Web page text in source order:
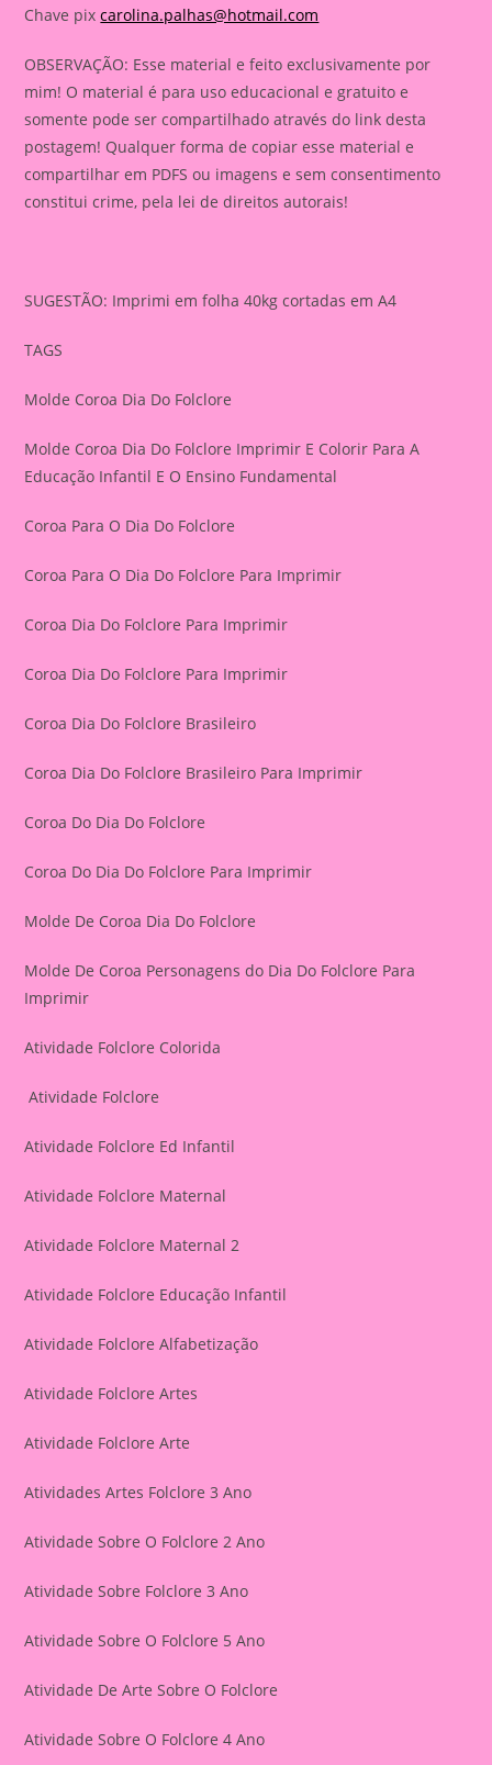
Chave pixcarolina.palhas@hotmail.com
OBSERVAÇÃO: Esse material e feito exclusivamente por
mim! O material é para uso educacional e gratuito e
somente pode ser compartilhado através do link desta
postagem! Qualquer forma de copiar esse material e
compartilhar em PDFS ou imagens e sem consentimento
constitui crime, pela lei de direitos autorais!
SUGESTÃO: Imprimi em folha 40kg cortadas em A4
TAGS
Molde Coroa Dia Do Folclore
Molde Coroa Dia Do Folclore Imprimir E Colorir Para A
Educação Infantil E O Ensino Fundamental
Coroa Para O Dia Do Folclore
Coroa Para O Dia Do Folclore Para Imprimir
Coroa Dia Do Folclore Para Imprimir
Coroa Dia Do Folclore Para Imprimir
Coroa Dia Do Folclore Brasileiro
Coroa Dia Do Folclore Brasileiro Para Imprimir
Coroa Do Dia Do Folclore
Coroa Do Dia Do Folclore Para Imprimir
Molde De Coroa Dia Do Folclore
Molde De Coroa Personagens do Dia Do Folclore Para
Imprimir
Atividade Folclore Colorida
Atividade Folclore
Atividade Folclore Ed Infantil
Atividade Folclore Maternal
Atividade Folclore Maternal 2
Atividade Folclore Educação Infantil
Atividade Folclore Alfabetização
Atividade Folclore Artes
Atividade Folclore Arte
Atividades Artes Folclore 3 Ano
Atividade Sobre O Folclore 2 Ano
Atividade Sobre Folclore 3 Ano
Atividade Sobre O Folclore 5 Ano
Atividade De Arte Sobre O Folclore
Atividade Sobre O Folclore 4 Ano